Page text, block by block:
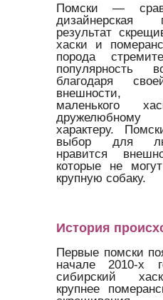
Помски —
дизайнерская
результат
хаски и
порода
благодаря
внешности,
маленького
характеру.
выбор для
нравится
которые не
крупную собаку.
История
Первые помски
начале 2010-х
сибирский
крупнее